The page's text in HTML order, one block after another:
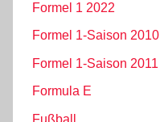
Formel 1 2022
Formel 1-Saison 2010
Formel 1-Saison 2011
Formula E
Fußball